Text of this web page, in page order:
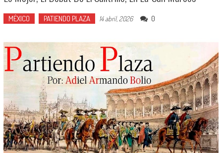
MÉXICO PATIENDO PLAZA 14 abril, 2026 0